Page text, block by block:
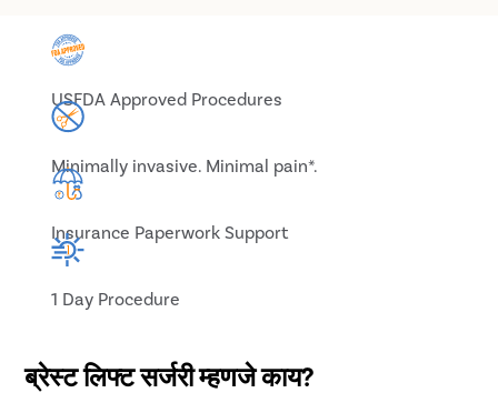
USFDA Approved Procedures
Minimally invasive. Minimal pain*.
Insurance Paperwork Support
1 Day Procedure
ब्रेस्ट लिफ्ट सर्जरी म्हणजे काय?